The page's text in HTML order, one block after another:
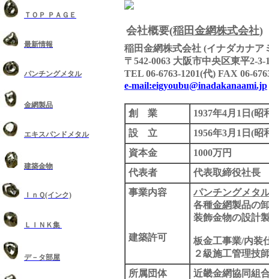
ＴＯＰ ＰＡＧＥ
最新情報
パンチングメタル
金網製品
エキスパンドメタル
建築金物
ＩｎＱ(インク)
ＬＩＮＫ集
デ－タ部屋
会社概要(稲田金網株式会社)
稲田金網株式会社 (イナダカナア
〒542-0063 大阪市中央区東平2-3-
TEL 06-6763-1201(代) FAX 06-
e-mail:eigyoubu@inadakanaami.jp
創 業
1937年4月1日(昭
設 立
1956年3月1日(昭
資本金
1000万円
代表者
代表取締役社長
事業内容
建築許可
パンチングメタ
各種金網製品の
装飾金物の設計
板金工事業/内装
２級施工管理技
所属団体
近畿金網協同組